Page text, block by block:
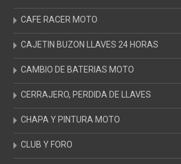
CAFE RACER MOTO
CAJETIN BUZON LLAVES 24 HORAS
CAMBIO DE BATERIAS MOTO
CERRAJERO, PERDIDA DE LLAVES
CHAPA Y PINTURA MOTO
CLUB Y FORO